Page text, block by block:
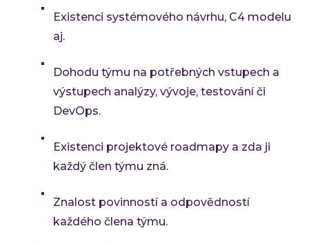
Existenci systémového návrhu, C4 modelu
aj.
Dohodu týmu na potřebných vstupech a
výstupech analýzy, vývoje, testování či
DevOps.
Existenci projektové roadmapy a zda ji
každý člen týmu zná.
Znalost povinností a odpovědností
každého člena týmu.